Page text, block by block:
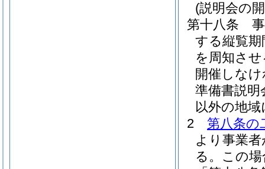
(説明会の
第十八条
する縦覧
を周知さ
開催しな
準備書説
以外の地
2
第八条の
より事業
る。 この